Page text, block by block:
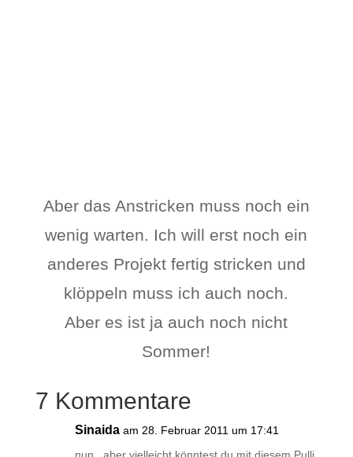
Aber das Anstricken muss noch ein
wenig warten. Ich will erst noch ein
anderes Projekt fertig stricken und
klöppeln muss ich auch noch.
Aber es ist ja auch noch nicht
Sommer!
7 Kommentare
Sinaida am 28. Februar 2011 um 17:41